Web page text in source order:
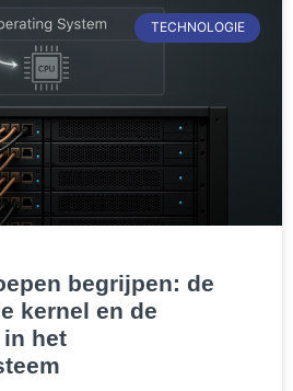
TECHNOLOGIE
begrijpen: de
kernel en de
het